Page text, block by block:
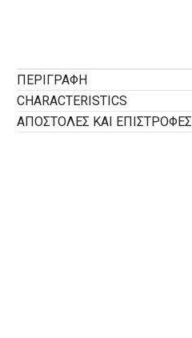
ΠΕΡΙΓΡΑΦΉ
CHARACTERISTICS
ΑΠΟΣΤΟΛΕΣ ΚΑΙ ΕΠΙΣΤΡΟΦΕΣ